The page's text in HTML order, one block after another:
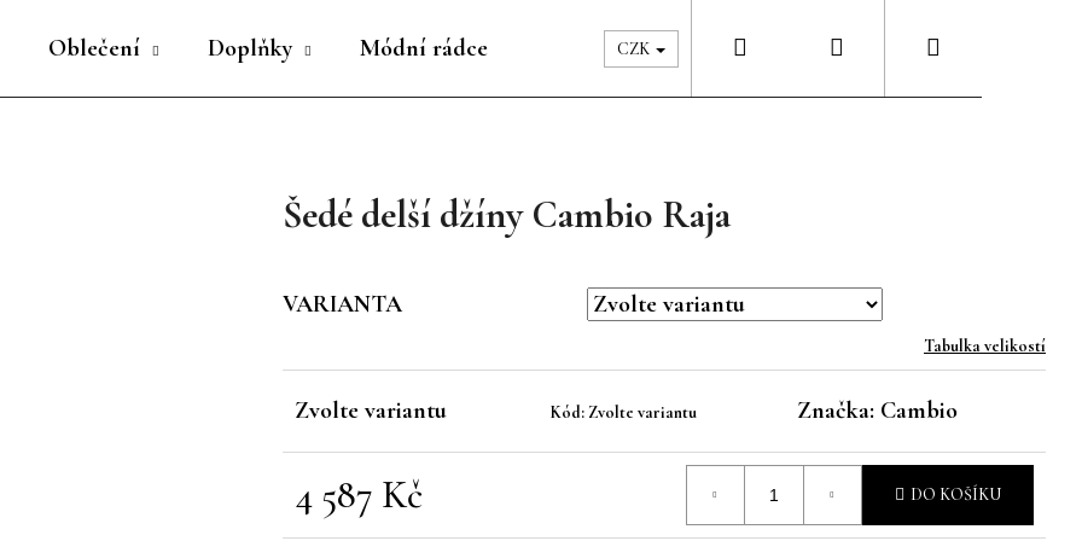
Oblečení Doplňky Módní rádce Péče & Šatník Kontakty
CZK Přihlášení
Šedé delší džíny Cambio Raja
VARIANTA
Tabulka velikostí
Zvolte variantu Kód: Zvolte variantu Značka: Cambio
4 587 Kč
Měrná
DO KOŠÍKU
HLEDAT